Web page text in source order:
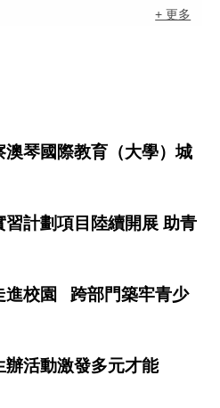
+ 更多
琴國際教育（大學）城
計劃項目陸續開展 助青
進校園 跨部門築牢青少
活動激發多元才能